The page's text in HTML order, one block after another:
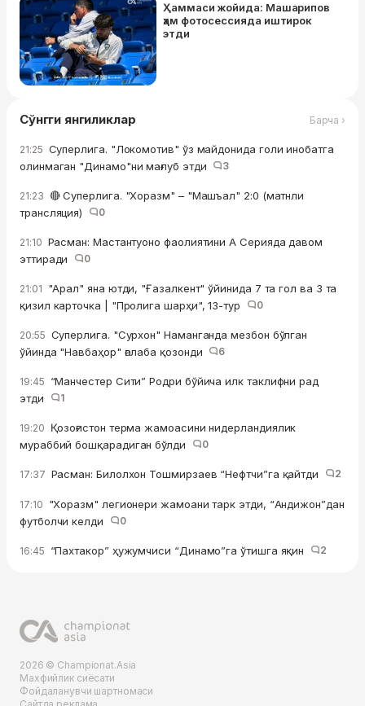
Ҳаммаси жойида: Машарипов
ҳам фотосессияда иштирок
этди
Сўнгги янгиликлар Барча ›
21:25 Суперлига. "Локомотив" ўз майдонида голи инобатга
олинмаган "Динамо"ни мағлуб этди
3
21:23 🔴 Суперлига. "Хоразм" – "Машъал" 2:0 (матнли
трансляция)
0
21:10 Расман: Мастантуоно фаолиятини А Серияда давом
эттиради
0
21:01 "Арал" яна ютди, "Ғазалкент" ўйинида 7 та гол ва 3 та
қизил карточка | "Пролига шарҳи", 13-тур
0
20:55 Суперлига. "Сурхон" Наманганда мезбон бўлган
ўйинда "Навбаҳор" ғалаба қозонди
6
19:45 “Манчестер Сити” Родри бўйича илк таклифни рад
этди
1
19:20 Қозоғистон терма жамоасини нидерландиялик
мураббий бошқарадиган бўлди
0
17:37 Расман: Билолхон Тошмирзаев “Нефтчи”га қайтди 2
17:10 "Хоразм" легионери жамоани тарк этди, “Андижон”дан
футболчи келди
0
16:45 “Пахтакор” ҳужумчиси “Динамо”га ўтишга яқин 2
2026 © Championat.Asia
Махфийлик сиёсати
Фойдаланувчи шартномаси